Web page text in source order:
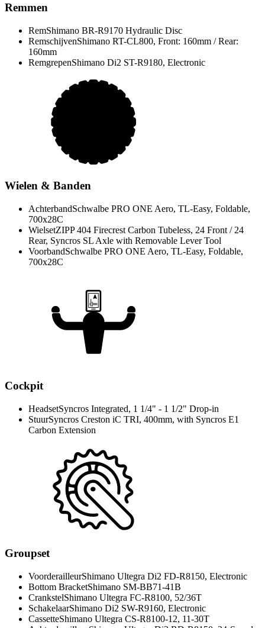
Remmen
RemShimano BR-R9170 Hydraulic Disc
RemschijvenShimano RT-CL800, Front: 160mm / Rear:
160mm
RemgrepenShimano Di2 ST-R9180, Electronic
Wielen & Banden
AchterbandSchwalbe PRO ONE Aero, TL-Easy, Foldable,
700x28C
WielsetZIPP 404 Firecrest Carbon Tubeless, 24 Front / 24
Rear, Syncros SL Axle with Removable Lever Tool
VoorbandSchwalbe PRO ONE Aero, TL-Easy, Foldable,
700x28C
Cockpit
HeadsetSyncros Integrated, 1 1/4" - 1 1/2" Drop-in
StuurSyncros Creston iC TRI, 400mm, with Syncros E1
Carbon Extension
Groupset
VoorderailleurShimano Ultegra Di2 FD-R8150, Electronic
Bottom BracketShimano SM-BB71-41B
CrankstelShimano Ultegra FC-R8100, 52/36T
SchakelaarShimano Di2 SW-R9160, Electronic
CassetteShimano Ultegra CS-R8100-12, 11-30T